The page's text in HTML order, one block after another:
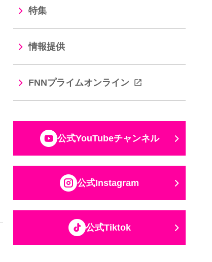
特集
情報提供
FNNプライムオンライン
公式YouTubeチャンネル
公式Instagram
公式Tiktok